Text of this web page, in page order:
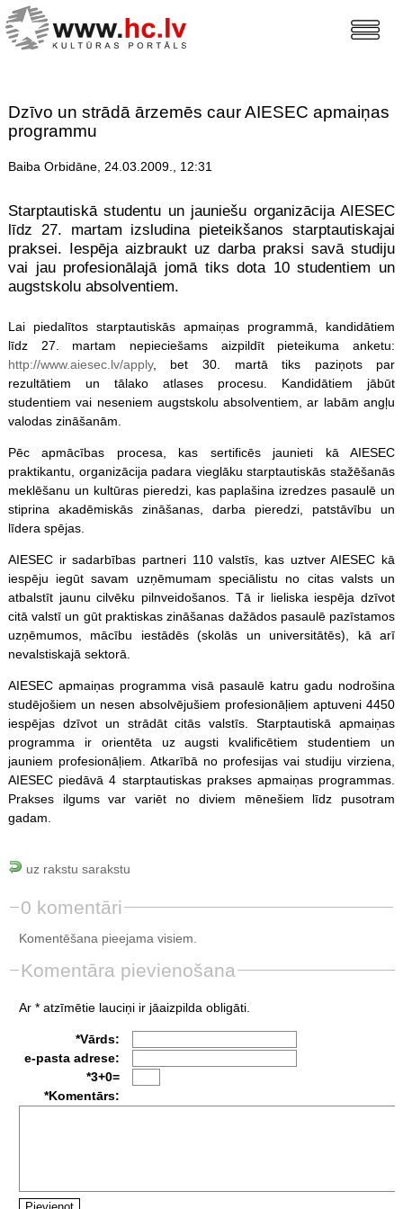
Dzīvo un strādā ārzemēs caur AIESEC apmaiņas
programmu
Baiba Orbidāne, 24.03.2009., 12:31
Starptautiskā studentu un jauniešu organizācija AIESEC
līdz 27. martam izsludina pieteikšanos starptautiskajai
praksei. Iespēja aizbraukt uz darba praksi savā studiju
vai jau profesionālajā jomā tiks dota 10 studentiem un
augstskolu absolventiem.
Lai piedalītos starptautiskās apmaiņas programmā, kandidātiem
līdz 27. martam nepieciešams aizpildīt pieteikuma anketu:
http://www.aiesec.lv/apply, bet 30. martā tiks paziņots par
rezultātiem un tālako atlases procesu. Kandidātiem jābūt
studentiem vai neseniem augstskolu absolventiem, ar labām angļu
valodas zināšanām.
Pēc apmācības procesa, kas sertificēs jaunieti kā AIESEC
praktikantu, organizācija padara vieglāku starptautiskās stažēšanās
meklēšanu un kultūras pieredzi, kas paplašina izredzes pasaulē un
stiprina akadēmiskās zināšanas, darba pieredzi, patstāvību un
līdera spējas.
AIESEC ir sadarbības partneri 110 valstīs, kas uztver AIESEC kā
iespēju iegūt savam uzņēmumam speciālistu no citas valsts un
atbalstīt jaunu cilvēku pilnveidošanos. Tā ir lieliska iespēja dzīvot
citā valstī un gūt praktiskas zināšanas dažādos pasaulē pazīstamos
uzņēmumos, mācību iestādēs (skolās un universitātēs), kā arī
nevalstiskajā sektorā.
AIESEC apmaiņas programma visā pasaulē katru gadu nodrošina
studējošiem un nesen absolvējušiem profesionāļiem aptuveni 4450
iespējas dzīvot un strādāt citās valstīs. Starptautiskā apmaiņas
programma ir orientēta uz augsti kvalificētiem studentiem un
jauniem profesionāļiem. Atkarībā no profesijas vai studiju virziena,
AIESEC piedāvā 4 starptautiskas prakses apmaiņas programmas.
Prakses ilgums var variēt no diviem mēnešiem līdz pusotram
gadam.
uz rakstu sarakstu
0 komentāri
Komentēšana pieejama visiem.
Komentāra pievienošana
Ar * atzīmētie lauciņi ir jāaizpilda obligāti.
*Vārds:
e-pasta adrese:
*3+0=
*Komentārs: